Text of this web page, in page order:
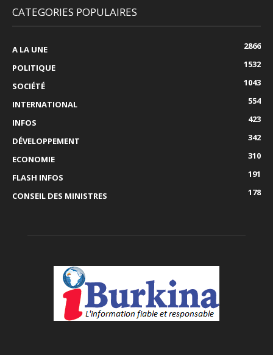
CATEGORIES POPULAIRES
A LA UNE
2866
POLITIQUE
1532
SOCIÉTÉ
1043
INTERNATIONAL
554
INFOS
423
DÉVELOPPEMENT
342
ECONOMIE
310
FLASH INFOS
191
CONSEIL DES MINISTRES
178